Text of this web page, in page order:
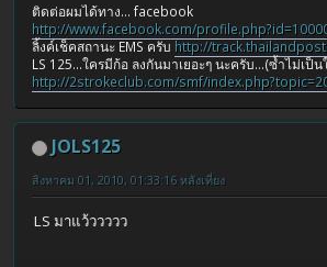
ติดต่อผมได้ทาง... facebook
http://www.facebook.com/
ลิ้งค์เช็คสถานะ EMS ครับ http://
LS 125...ใครมีก้อ ลงกันมาเยอะๆ นะครับ...(ซ้ำไม่เป็น
http://2strokeclub.com/smf/
JOLS125
สิงหาคม 01, 2010, 01:33:16 หลังเที่ยง
LS มาแว้ววววว